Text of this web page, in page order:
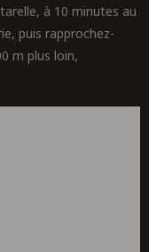
à 10 minutes au
puis rapprochez-
m plus loin,